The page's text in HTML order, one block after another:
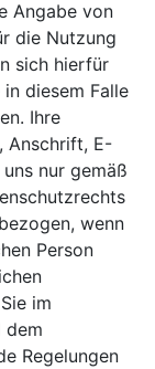
Angabe von
die Nutzung
sich hierfür
diesem Falle
Ihre
Anschrift, E-
nur gemäß
wenn
Person
im
dem
Regelungen